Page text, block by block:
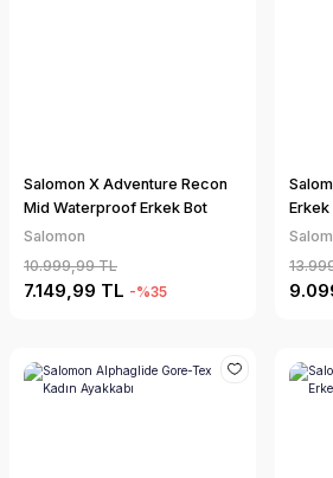
Salomon X Adventure Recon
Mid Waterproof Erkek Bot
Salomon
10.999,99 TL
7.149,99 TL -%35
Erkek